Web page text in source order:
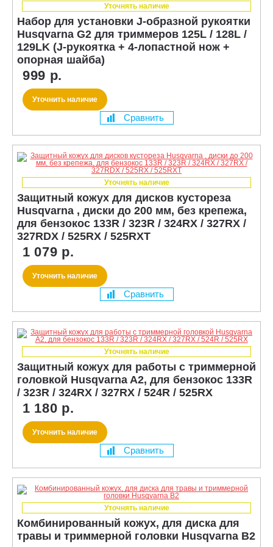
Уточнять наличие
Набор для установки J-образной рукоятки
Husqvarna G2 для триммеров 125L / 128L /
129LK (J-рукоятка + 4-лопастной нож +
опорная шайба)
999 р.
Уточнить наличие
Сравнить
Уточнять наличие
Защитный кожух для дисков кустореза
Husqvarna , диски до 200 мм, без крепежа,
для бензокос 133R / 323R / 324RX / 327RX /
327RDX / 525RX / 525RXT
1 079 р.
Уточнить наличие
Сравнить
Уточнять наличие
Защитный кожух для работы с триммерной
головкой Husqvarna A2, для бензокос 133R
/ 323R / 324RX / 327RX / 524R / 525RX
1 180 р.
Уточнить наличие
Сравнить
Уточнять наличие
Комбинированный кожух, для диска для
травы и триммерной головки Husqvarna B2